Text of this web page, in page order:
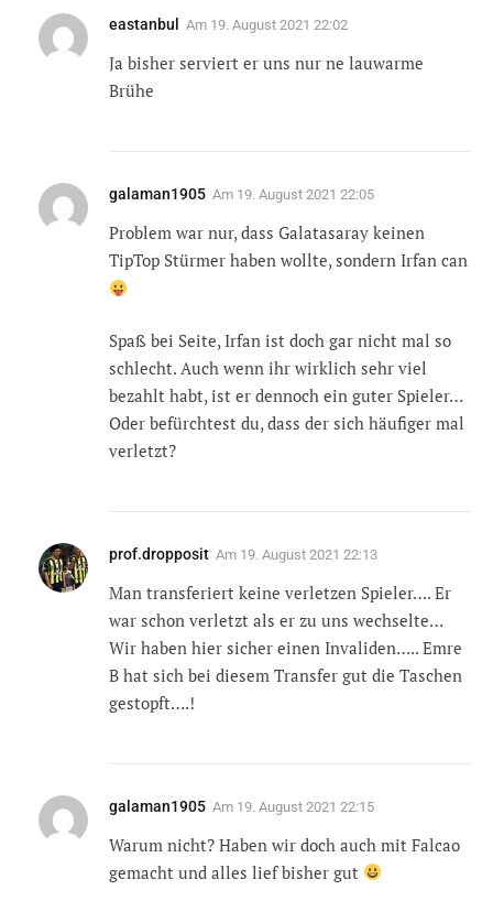
eastanbul Am 19. August 2021 22:02
Ja bisher serviert er uns nur ne lauwarme
Brühe
galaman1905 Am 19. August 2021 22:05
Problem war nur, dass Galatasaray keinen
TipTop Stürmer haben wollte, sondern Irfan can
Spaß bei Seite, Irfan ist doch gar nicht mal so
schlecht. Auch wenn ihr wirklich sehr viel
bezahlt habt, ist er dennoch ein guter Spieler…
Oder befürchtest du, dass der sich häufiger mal
verletzt?
prof.dropposit Am 19. August 2021 22:13
Man transferiert keine verletzen Spieler…. Er
war schon verletzt als er zu uns wechselte…
Wir haben hier sicher einen Invaliden….. Emre
B hat sich bei diesem Transfer gut die Taschen
gestopft….!
galaman1905 Am 19. August 2021 22:15
Warum nicht? Haben wir doch auch mit Falcao
gemacht und alles lief bisher gut